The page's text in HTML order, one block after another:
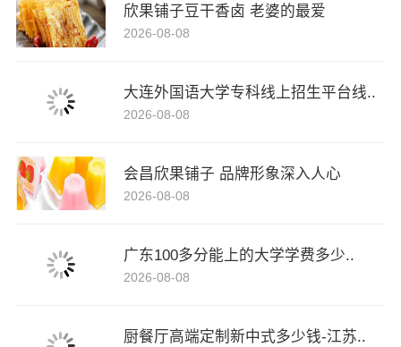
欣果铺子豆干香卤 老婆的最爱
2026-08-08
大连外国语大学专科线上招生平台线..
2026-08-08
会昌欣果铺子 品牌形象深入人心
2026-08-08
广东100多分能上的大学学费多少..
2026-08-08
厨餐厅高端定制新中式多少钱-江苏..